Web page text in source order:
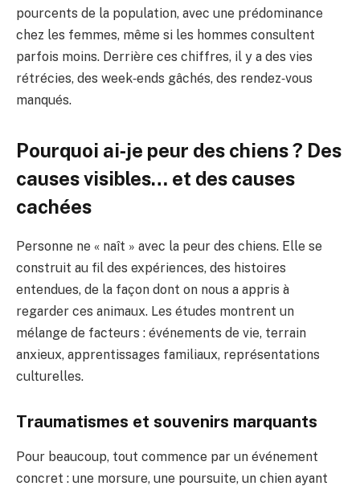
pourcents de la population, avec une prédominance
chez les femmes, même si les hommes consultent
parfois moins. Derrière ces chiffres, il y a des vies
rétrécies, des week‑ends gâchés, des rendez‑vous
manqués.
Pourquoi ai‑je peur des chiens ? Des
causes visibles… et des causes
cachées
Personne ne « naît » avec la peur des chiens. Elle se
construit au fil des expériences, des histoires
entendues, de la façon dont on nous a appris à
regarder ces animaux. Les études montrent un
mélange de facteurs : événements de vie, terrain
anxieux, apprentissages familiaux, représentations
culturelles.
Traumatismes et souvenirs marquants
Pour beaucoup, tout commence par un événement
concret : une morsure, une poursuite, un chien ayant